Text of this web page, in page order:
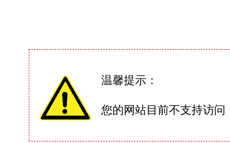
温馨提示：
您的网站目前不支持访